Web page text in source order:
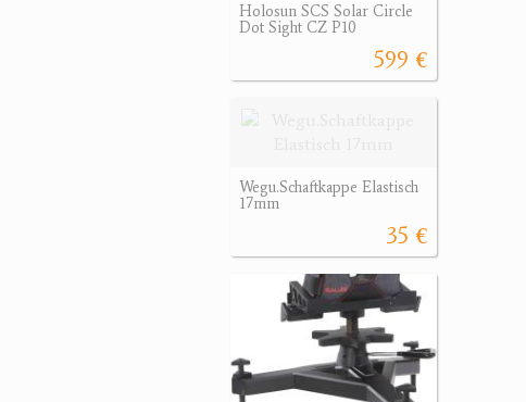
Holosun SCS Solar Circle
Dot Sight CZ P10
599 €
Wegu.Schaftkappe Elastisch
17mm
35 €